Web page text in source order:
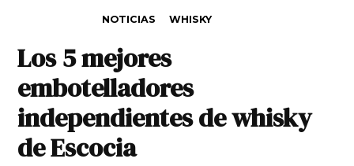
NOTICIAS WHISKY
Los 5 mejores
embotelladores
independientes de whisky
de Escocia